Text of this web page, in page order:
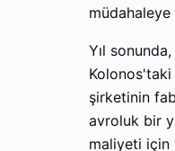
Yıl
şirketinin
avroluk bir
maliyeti için